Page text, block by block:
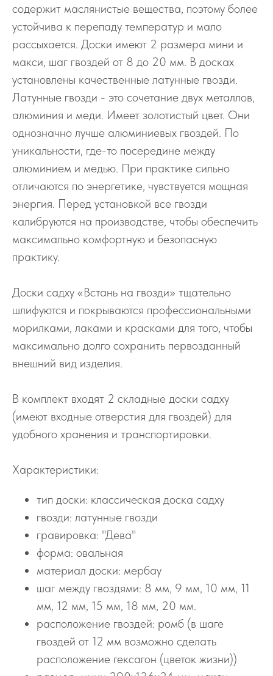
содержит маслянистые вещества, поэтому более
устойчива к перепаду температур и мало
рассыхается. Доски имеют 2 размера мини и
макси, шаг гвоздей от 8 до 20 мм. В досках
установлены качественные латунные гвозди.
Латунные гвозди - это сочетание двух металлов,
алюминия и меди. Имеет золотистый цвет. Они
однозначно лучше алюминиевых гвоздей. По
уникальности, где-то посередине между
алюминием и медью. При практике сильно
отличаются по энергетике, чувствуется мощная
энергия. Перед установкой все гвозди
калибруются на производстве, чтобы обеспечить
максимально комфортную и безопасную
практику.
Доски садху «Встань на гвозди» тщательно
шлифуются и покрываются профессиональными
морилками, лаками и красками для того, чтобы
максимально долго сохранить первозданный
внешний вид изделия.
В комплект входят 2 складные доски садху
(имеют входные отверстия для гвоздей) для
удобного хранения и транспортировки.
Характеристики:
тип доски: классическая доска садху
гвозди: латунные гвозди
гравировка: "Дева"
форма: овальная
материал доски: мербау
шаг между гвоздями: 8 мм, 9 мм, 10 мм, 11
мм, 12 мм, 15 мм, 18 мм, 20 мм.
расположение гвоздей: ромб (в шаге
гвоздей от 12 мм возможно сделать
расположение гексагон (цветок жизни))